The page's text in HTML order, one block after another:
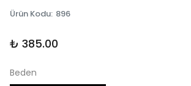
Ürün Kodu: 896
₺ 385.00
Beden